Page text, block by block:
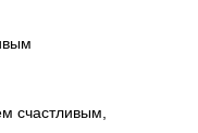
счастливым,